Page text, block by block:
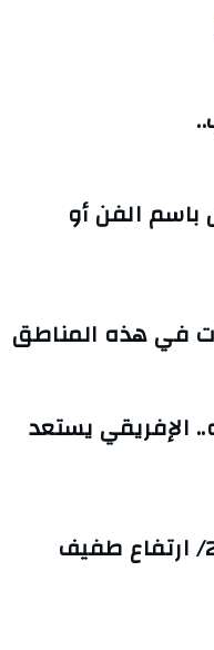
باسم الفن أو
في هذه المناطق
الإفريقي يستعد
طقس السبت 8 أوت 2026/ ارتفاع طفيف